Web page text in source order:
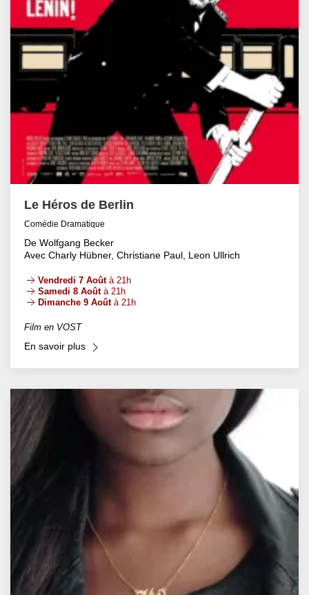
Le Héros de Berlin
Comédie Dramatique
De Wolfgang Becker
Avec Charly Hübner, Christiane Paul, Leon Ullrich
Vendredi 7 Aoûtà 21h
Samedi 8 Aoûtà 21h
Dimanche 9 Aoûtà 21h
Film en VOST
En savoir plus